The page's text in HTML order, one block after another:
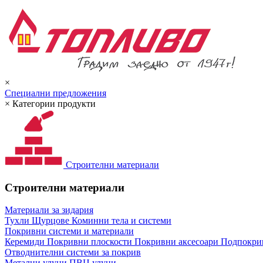
×
Специални предложения
× Категории продукти
Строителни материали
Строителни материали
Материали за зидария
Тухли Щурцове Коминни тела и системи
Покривни системи и материали
Керемиди Покривни плоскости Покривни аксесоари
Отводнителни системи за покрив